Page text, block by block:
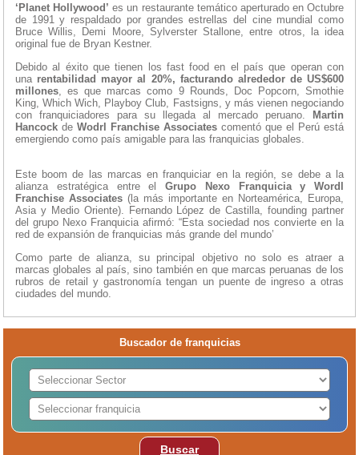
‘Planet Hollywood’ es un restaurante temático aperturado en Octubre
de 1991 y respaldado por grandes estrellas del cine mundial como
Bruce Willis, Demi Moore, Sylverster Stallone, entre otros, la idea
original fue de Bryan Kestner.
Debido al éxito que tienen los fast food en el país que operan con
una rentabilidad mayor al 20%, facturando alrededor de US$600
millones , es que marcas como 9 Rounds, Doc Popcorn, Smothie
King, Which Wich, Playboy Club, Fastsigns, y más vienen negociando
con franquiciadores para su llegada al mercado peruano. Martin
Hancock de Wodrl Franchise Associates comentó que el Perú está
emergiendo como país amigable para las franquicias globales.
Este boom de las marcas en franquiciar en la región, se debe a la
alianza estratégica entre el Grupo Nexo Franquicia y Wordl
Franchise Associates (la más importante en Norteamérica, Europa,
Asia y Medio Oriente). Fernando López de Castilla, founding partner
del grupo Nexo Franquicia afirmó: “Esta sociedad nos convierte en la
red de expansión de franquicias más grande del mundo’
Como parte de alianza, su principal objetivo no solo es atraer a
marcas globales al país, sino también en que marcas peruanas de los
rubros de retail y gastronomía tengan un puente de ingreso a otras
ciudades del mundo.
Buscador de franquicias
Buscar